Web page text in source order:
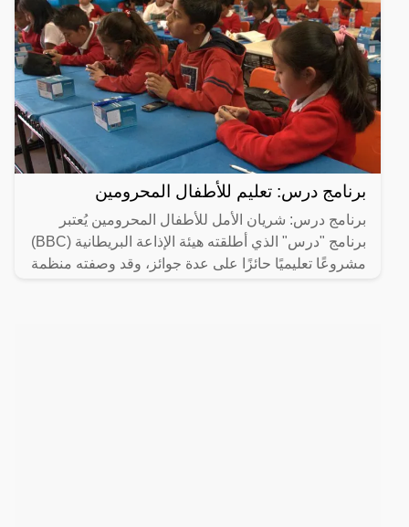
برنامج درس: تعليم للأطفال المحرومين
برنامج درس: شريان الأمل للأطفال المحرومين يُعتبر
برنامج "درس" الذي أطلقته هيئة الإذاعة البريطانية (BBC)
مشروعًا تعليميًا حائزًا على عدة جوائز، وقد وصفته منظمة